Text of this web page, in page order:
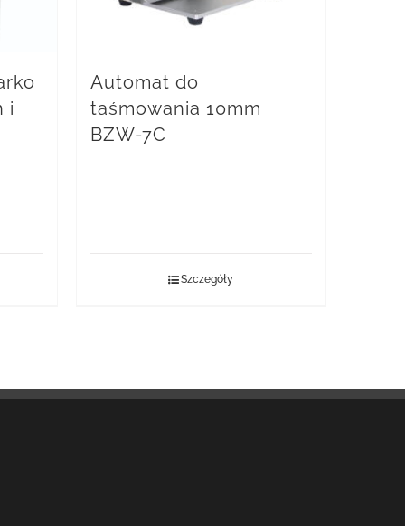
i
Automat do
taśmowania 10mm
BZW-7C
Szczegóły